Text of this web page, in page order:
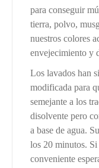
para conseguir
tierra, polvo,
nuestros colores
envejecimiento y
Los lavados han
modificada para
semejante a los
disolvente pero
a base de agua.
los 20 minutos. Si
conveniente